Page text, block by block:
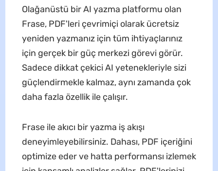
Olağanüstü bir AI yazma platformu olan
Frase, PDF'leri çevrimiçi olarak ücretsiz
yeniden yazmanız için tüm ihtiyaçlarınız
için gerçek bir güç merkezi görevi görür.
Sadece dikkat çekici AI yetenekleriyle sizi
güçlendirmekle kalmaz, aynı zamanda çok
daha fazla özellik ile çalışır.
Frase ile akıcı bir yazma iş akışı
deneyimleyebilirsiniz. Dahası, PDF içeriğini
optimize eder ve hatta performansı izlemek